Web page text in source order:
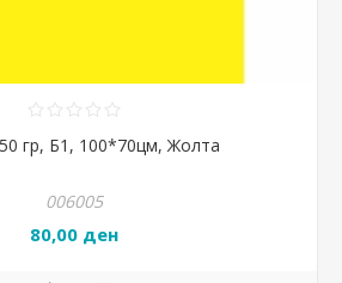
гр, Б1, 100*70цм, Жолта
006005
80,00 ден